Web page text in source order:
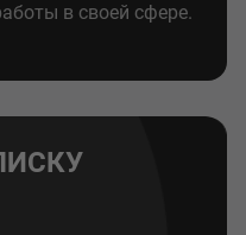
в своей сфере.